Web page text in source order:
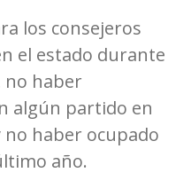
los consejeros
el estado durante
no haber
algún partido en
haber ocupado
año.